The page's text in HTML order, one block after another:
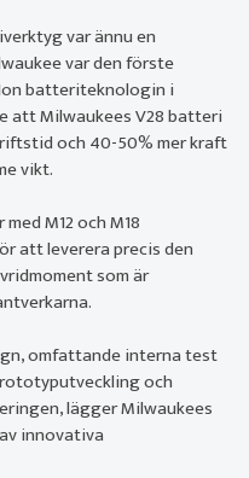
var ännu en
var den förste
batteriteknologin i
att Milwaukees V28 batteri
och 40-50% mer kraft
vikt.
M12 och M18
att leverera precis den
som är
omfattande interna test
och
lägger Milwaukees
innovativa